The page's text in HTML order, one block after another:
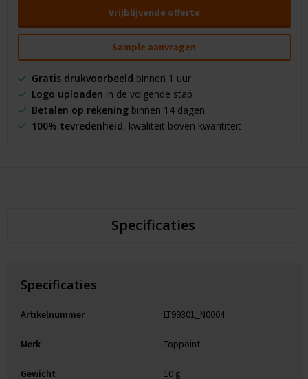
Vrijblijvende offerte
Sample aanvragen
Gratis drukvoorbeeld binnen 1 uur
Logo uploaden in de volgende stap
Betalen op rekeningbinnen 14 dagen
100% tevredenheid, kwaliteit boven kwantiteit
Specificaties
Specificaties
Artikelnummer LT99301_N0004
Merk Toppoint
Gewicht 10 g